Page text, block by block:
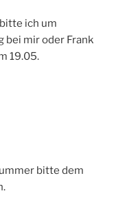
ich um
mir oder Frank
19.05.
bitte dem